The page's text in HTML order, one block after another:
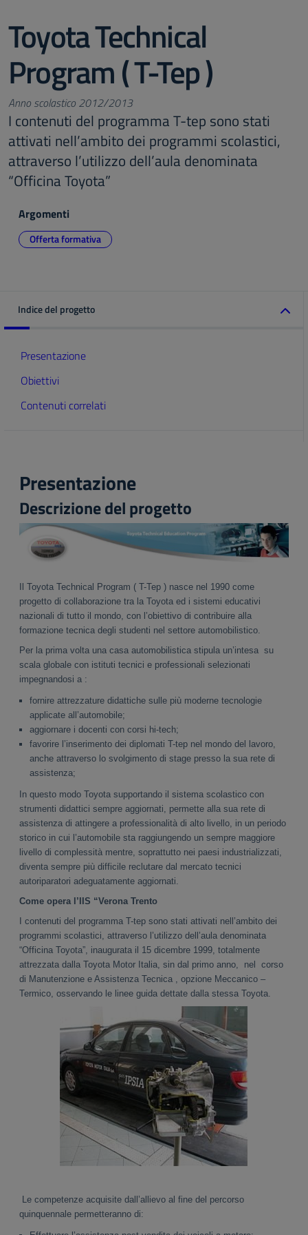
Toyota Technical
Program ( T-Tep )
Anno scolastico 2012/2013
I contenuti del programma T-tep sono stati
attivati nell’ambito dei programmi scolastici,
attraverso l’utilizzo dell’aula denominata
“Officina Toyota”
Argomenti
Offerta formativa
Indice del progetto
Presentazione
Obiettivi
Contenuti correlati
Presentazione
Descrizione del progetto
Il Toyota Technical Program ( T-Tep ) nasce nel 1990 come
progetto di collaborazione tra la Toyota ed i sistemi educativi
nazionali di tutto il mondo, con l’obiettivo di contribuire alla
formazione tecnica degli studenti nel settore automobilistico.
Per la prima volta una casa automobilistica stipula un’intesa su
scala globale con istituti tecnici e professionali selezionati
impegnandosi a :
fornire attrezzature didattiche sulle più moderne tecnologie
applicate all’automobile;
aggiornare i docenti con corsi hi-tech;
favorire l’inserimento dei diplomati T-tep nel mondo del lavoro,
anche attraverso lo svolgimento di stage presso la sua rete di
assistenza;
In questo modo Toyota supportando il sistema scolastico con
strumenti didattici sempre aggiornati, permette alla sua rete di
assistenza di attingere a professionalità di alto livello, in un periodo
storico in cui l’automobile sta raggiungendo un sempre maggiore
livello di complessità mentre, soprattutto nei paesi industrializzati,
diventa sempre più difficile reclutare dal mercato tecnici
autoriparatori adeguatamente aggiornati.
Come opera l’IIS “Verona Trento
I contenuti del programma T-tep sono stati attivati nell’ambito dei
programmi scolastici, attraverso l’utilizzo dell’aula denominata
“Officina Toyota”, inaugurata il 15 dicembre 1999, totalmente
attrezzata dalla Toyota Motor Italia, sin dal primo anno, nel corso
di Manutenzione e Assistenza Tecnica , opzione Meccanico –
Termico, osservando le linee guida dettate dalla stessa Toyota.
Le competenze acquisite dall’allievo al fine del percorso
quinquennale permetteranno di: